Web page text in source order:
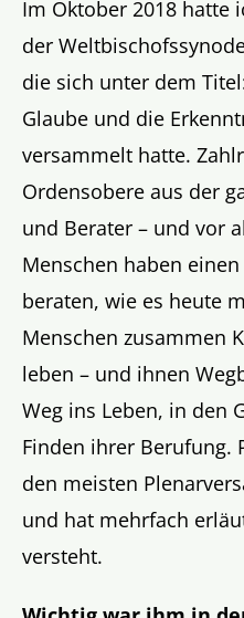
Im Oktober 2018 hatte
der
die sich unter dem
Glaube und die
versammelt hatte.
Ordensobere aus der
und Berater – und vor
Menschen haben
beraten, wie es heute
Menschen zusammen
leben – und ihnen
Weg ins Leben, in den
Finden ihrer Berufung.
den meisten
und hat mehrfach
versteht.